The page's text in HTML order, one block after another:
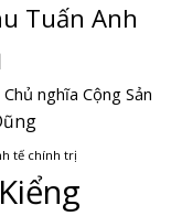
Tuấn Anh
Chủ nghĩa Cộng Sản
tế chính trị